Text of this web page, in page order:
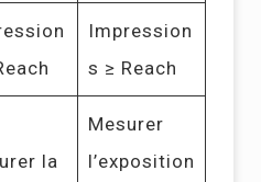
Impression
s ≥ Reach
la
Mesurer
l’exposition